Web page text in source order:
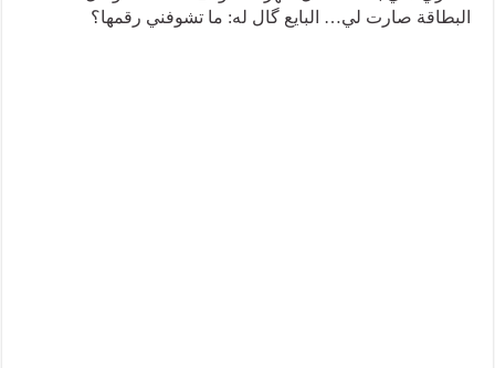
البطاقة صارت لي… البايع گال له: ما تشوفني رقمها؟